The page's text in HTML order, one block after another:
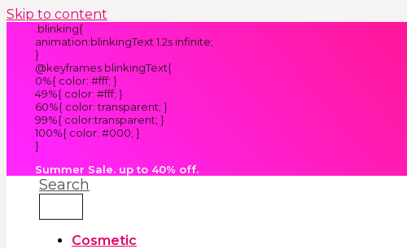
Skip to content
.blinking{
animation:blinkingText 1.2s infinite;
}
@keyframes blinkingText{
0%{ color: #fff; }
49%{ color: #fff; }
60%{ color: transparent; }
99%{ color:transparent; }
100%{ color: #000; }
}
Summer Sale. up to 40% off.
Search
Cosmetic